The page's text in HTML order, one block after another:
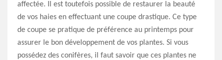
affectée. Il est toutefois possible de restaurer la beauté
de vos haies en effectuant une coupe drastique. Ce type
de coupe se pratique de préférence au printemps pour
assurer le bon développement de vos plantes. Si vous
possédez des conifères, il faut savoir que ces plantes ne